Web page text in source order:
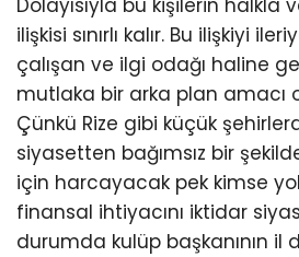
Dolayısıyla bu kişilerin
ilişkisi sınırlı kalır. Bu ilişkiyi
çalışan ve ilgi odağı haline
mutlaka bir arka plan amacı
Çünkü Rize gibi küçük
siyasetten bağımsız bir
için harcayacak pek kimse
finansal ihtiyacını iktidar
durumda kulüp başkanının il